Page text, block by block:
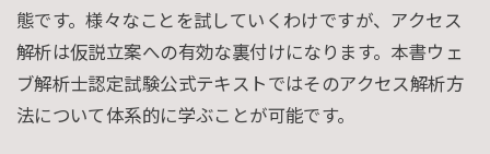
態です。様々なことを試していくわけですが、アクセス
解析は仮説立案への有効な裏付けになります。本書ウェ
ブ解析士認定試験公式テキストではそのアクセス解析方
法について体系的に学ぶことが可能です。